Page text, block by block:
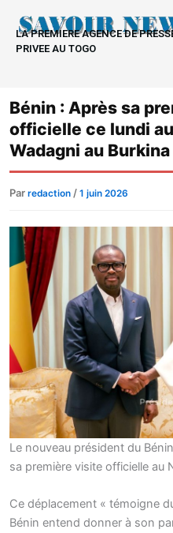
contenu
LA PREMIERE AGENCE DE
PRIVEE AU TOGO
Bénin : Après sa
officielle ce lundi
Wadagni au
Par redaction / 1 juin 2026
Le nouveau président du
sa première visite officielle au
Ce déplacement « témoigne
Bénin entend donner à son